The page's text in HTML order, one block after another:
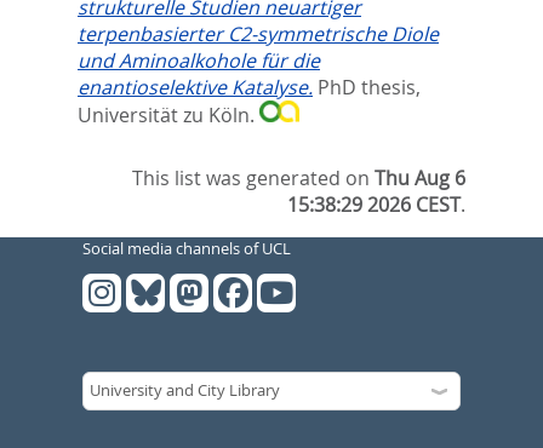
strukturelle Studien neuartiger
terpenbasierter C2-symmetrische Diole
und Aminoalkohole für die
enantioselektive Katalyse. PhD thesis,
Universität zu Köln.
This list was generated onThu Aug 6
15:38:29 2026 CEST.
Social media channels of UCL